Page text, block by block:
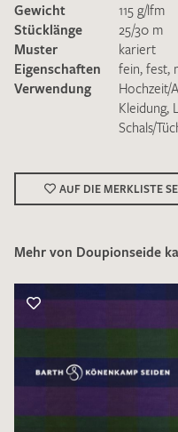
Ich bin damit
Die
genommen und
Gewicht
115 g/lfm
Stücklänge
25/30 m
Muster
kariert
Eigenschaften
fein, fest,
Verwendung
Hochzeit/
Kleidung,
Schals/
AUF DIE MERKLISTE
Mehr von Doupionseide